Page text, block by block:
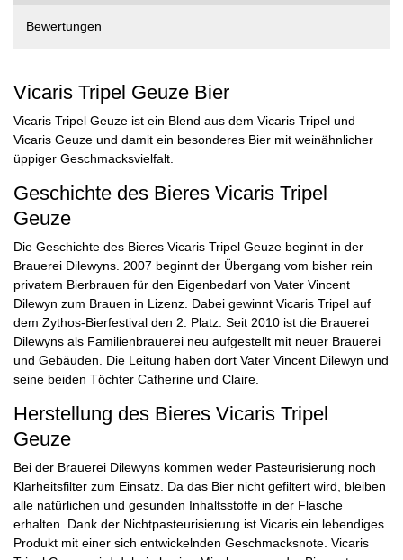
Bewertungen
Vicaris Tripel Geuze Bier
Vicaris Tripel Geuze ist ein Blend aus dem Vicaris Tripel und
Vicaris Geuze und damit ein besonderes Bier mit weinähnlicher
üppiger Geschmacksvielfalt.
Geschichte des Bieres Vicaris Tripel
Geuze
Die Geschichte des Bieres Vicaris Tripel Geuze beginnt in der
Brauerei Dilewyns. 2007 beginnt der Übergang vom bisher rein
privatem Bierbrauen für den Eigenbedarf von Vater Vincent
Dilewyn zum Brauen in Lizenz. Dabei gewinnt Vicaris Tripel auf
dem Zythos-Bierfestival den 2. Platz. Seit 2010 ist die Brauerei
Dilewyns als Familienbrauerei neu aufgestellt mit neuer Brauerei
und Gebäuden. Die Leitung haben dort Vater Vincent Dilewyn und
seine beiden Töchter Catherine und Claire.
Herstellung des Bieres Vicaris Tripel
Geuze
Bei der Brauerei Dilewyns kommen weder Pasteurisierung noch
Klarheitsfilter zum Einsatz. Da das Bier nicht gefiltert wird, bleiben
alle natürlichen und gesunden Inhaltsstoffe in der Flasche
erhalten. Dank der Nichtpasteurisierung ist Vicaris ein lebendiges
Produkt mit einer sich entwickelnden Geschmacksnote. Vicaris